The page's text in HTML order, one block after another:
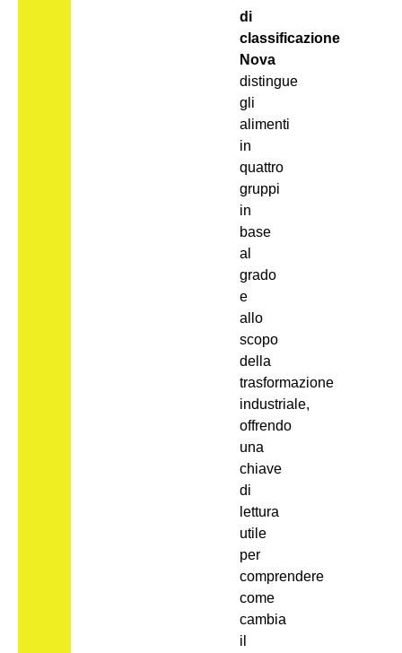
di
classificazione
Nova
distingue
gli
alimenti
in
quattro
gruppi
in
base
al
grado
e
allo
scopo
della
trasformazione
industriale,
offrendo
una
chiave
di
lettura
utile
per
comprendere
come
cambia
il